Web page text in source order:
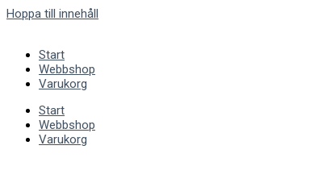
Hoppa till innehåll
Start
Webbshop
Varukorg
Start
Webbshop
Varukorg